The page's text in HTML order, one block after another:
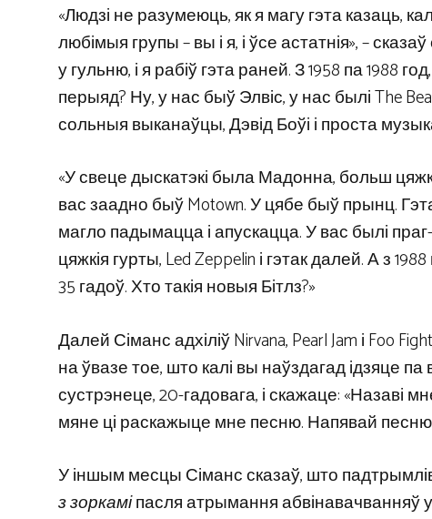
«Людзі не разумеюць, як я магу гэта казаць,
любімыя групы – вы і я, і ўсе астатнія», –
у гульню, і я рабіў гэта раней. З 1958 па 1988
перыяд? Ну, у нас быў Элвіс, у нас былі The
сольныя выканаўцы, Дэвід Боўі і проста
«У свеце дыскатэкі была Мадонна, больш
вас заадно быў Motown. У цябе быў прынц.
магло падымацца і апускацца. У вас былі праг-
цяжкія гурты, Led Zeppelin і гэтак далей. А з
35 гадоў. Хто такія новыя Бітлз?»
Далей Сіманс адхіліў Nirvana, Pearl Jam і Foo
на ўвазе тое, што калі вы наўздагад ідзяце
сустрэнеце, 20-гадовага, і скажаце: «Назаві
мяне ці раскажыце мне песню. Напявай
У іншым месцы Сіманс сказаў, што
з зоркаміпасля атрымання абвінавачванняў